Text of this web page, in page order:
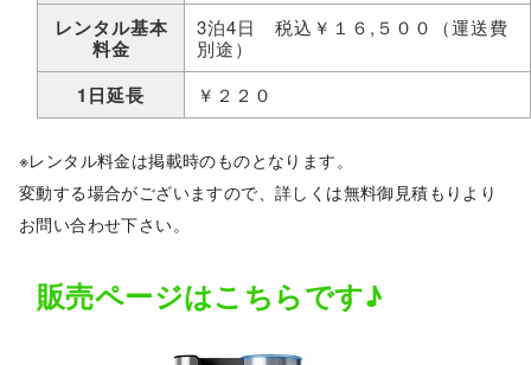
レンタル基本
料金
3泊4日 税込￥１６,５００（運送費
別途）
1日延長 ￥２２０
※レンタル料金は掲載時のものとなります。
変動する場合がございますので、詳しくは無料御見積もりより
お問い合わせ下さい。
販売ページはこちらです♪